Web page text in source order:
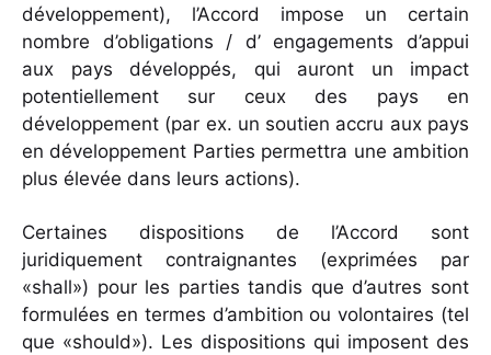
développement), l’Accord impose un certain
nombre d’obligations / d’ engagements d’appui
aux pays développés, qui auront un impact
potentiellement sur ceux des pays en
développement (par ex. un soutien accru aux pays
en développement Parties permettra une ambition
plus élevée dans leurs actions).
Certaines dispositions de l’Accord sont
juridiquement contraignantes (exprimées par
«shall») pour les parties tandis que d’autres sont
formulées en termes d’ambition ou volontaires (tel
que «should»). Les dispositions qui imposent des